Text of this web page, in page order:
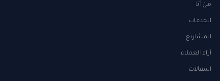
من أنا
الخدمات
المشاريع
آراء العملاء
المقالات